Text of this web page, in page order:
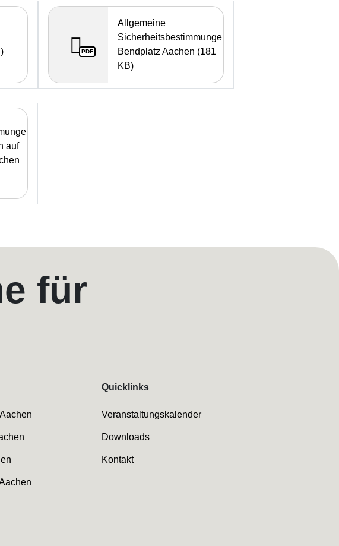
PDF
Allgemeine
Sicherheitsbestimmungen
Bendplatz Aachen (181
KB)
auf
für
Quicklinks
Veranstaltungskalender
Downloads
Kontakt